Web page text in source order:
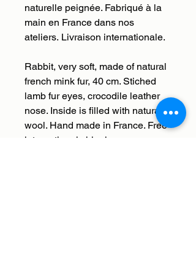
naturelle peignée. Fabriqué à la
main en France dans nos
ateliers. Livraison internationale.
Rabbit, very soft, made of natural
french mink fur, 40 cm. Stiched
lamb fur eyes, crocodile leather
nose. Inside is filled with natural
wool. Hand made in France. Free
international shipping.